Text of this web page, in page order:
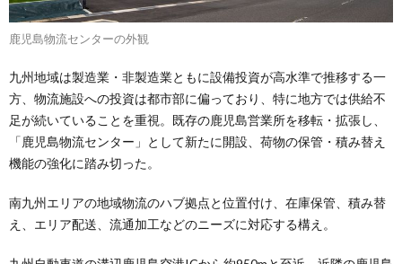
鹿児島物流センターの外観
九州地域は製造業・非製造業ともに設備投資が高水準で推移する一
方、物流施設への投資は都市部に偏っており、特に地方では供給不
足が続いていることを重視。既存の鹿児島営業所を移転・拡張し、
「鹿児島物流センター」として新たに開設、荷物の保管・積み替え
機能の強化に踏み切った。
南九州エリアの地域物流のハブ拠点と位置付け、在庫保管、積み替
え、エリア配送、流通加工などのニーズに対応する構え。